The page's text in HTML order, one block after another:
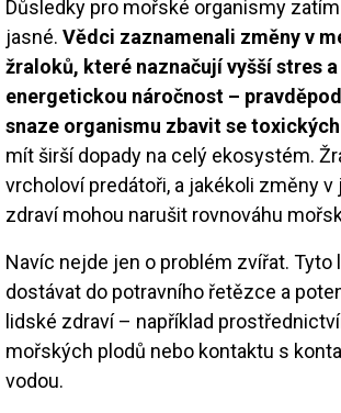
Důsledky pro mořské organismy
jasné. Vědci zaznamenali změny v
žraloků, které naznačují vyšší stres
energetickou náročnost –
snaze organismu zbavit se
mít širší dopady na celý ekosystém.
vrcholoví predátoři, a jakékoli změny
zdraví mohou narušit rovnováhu
Navíc nejde jen o problém zvířat. Tyto
dostávat do potravního řetězce a
lidské zdraví – například
mořských plodů nebo kontaktu s
vodou.